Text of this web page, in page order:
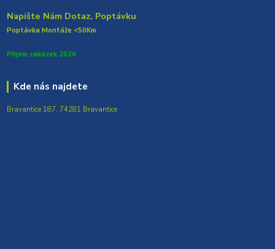
Napište Nám Dotaz, Poptávku
Poptávka Montáže <50Km
Přijem zakázek 2026
Kde nás najdete
Bravantice 187, 74281 Bravantice